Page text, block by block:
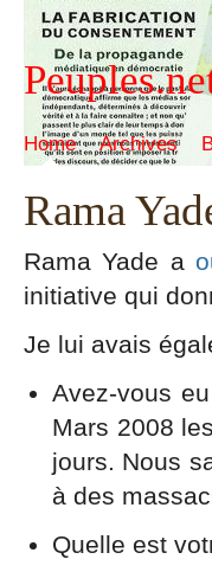
Home Archives
Rama
Rama Yade a
initiative qui
Je lui avais
Avez-vous
Mars 2008
jours. Nous
à des
Quelle est